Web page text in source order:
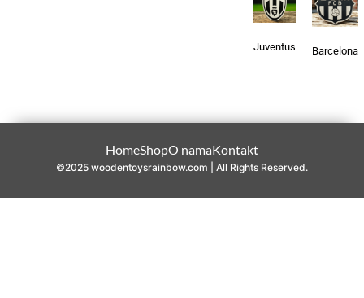
Juventus Barcelona
HomeShopO namaKontakt
©2025 woodentoysrainbow.com | All Rights Reserved.